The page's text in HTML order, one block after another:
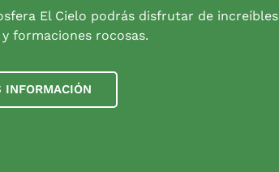
El Cielo podrás disfrutar de increíbles
y formaciones rocosas.
INFORMACIÓN